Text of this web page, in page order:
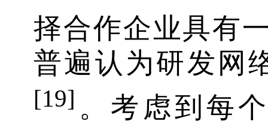
择合作企业具有
普遍认为研发网
[19] 。考虑到每